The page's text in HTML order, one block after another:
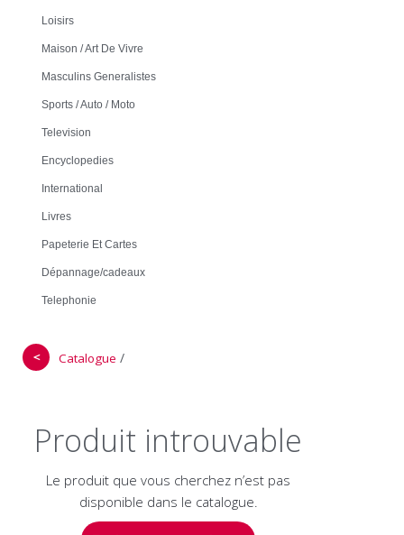
Loisirs
Maison / Art De Vivre
Masculins Generalistes
Sports / Auto / Moto
Television
Encyclopedies
International
Livres
Papeterie Et Cartes
Dépannage/cadeaux
Telephonie
＜ Catalogue /
Produit introuvable
Le produit que vous cherchez n’est pas
disponible dans le catalogue.